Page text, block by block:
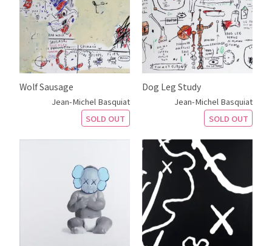
Wolf Sausage
Jean-Michel Basquiat
SOLD OUT
Dog Leg Study
Jean-Michel Basquiat
SOLD OUT